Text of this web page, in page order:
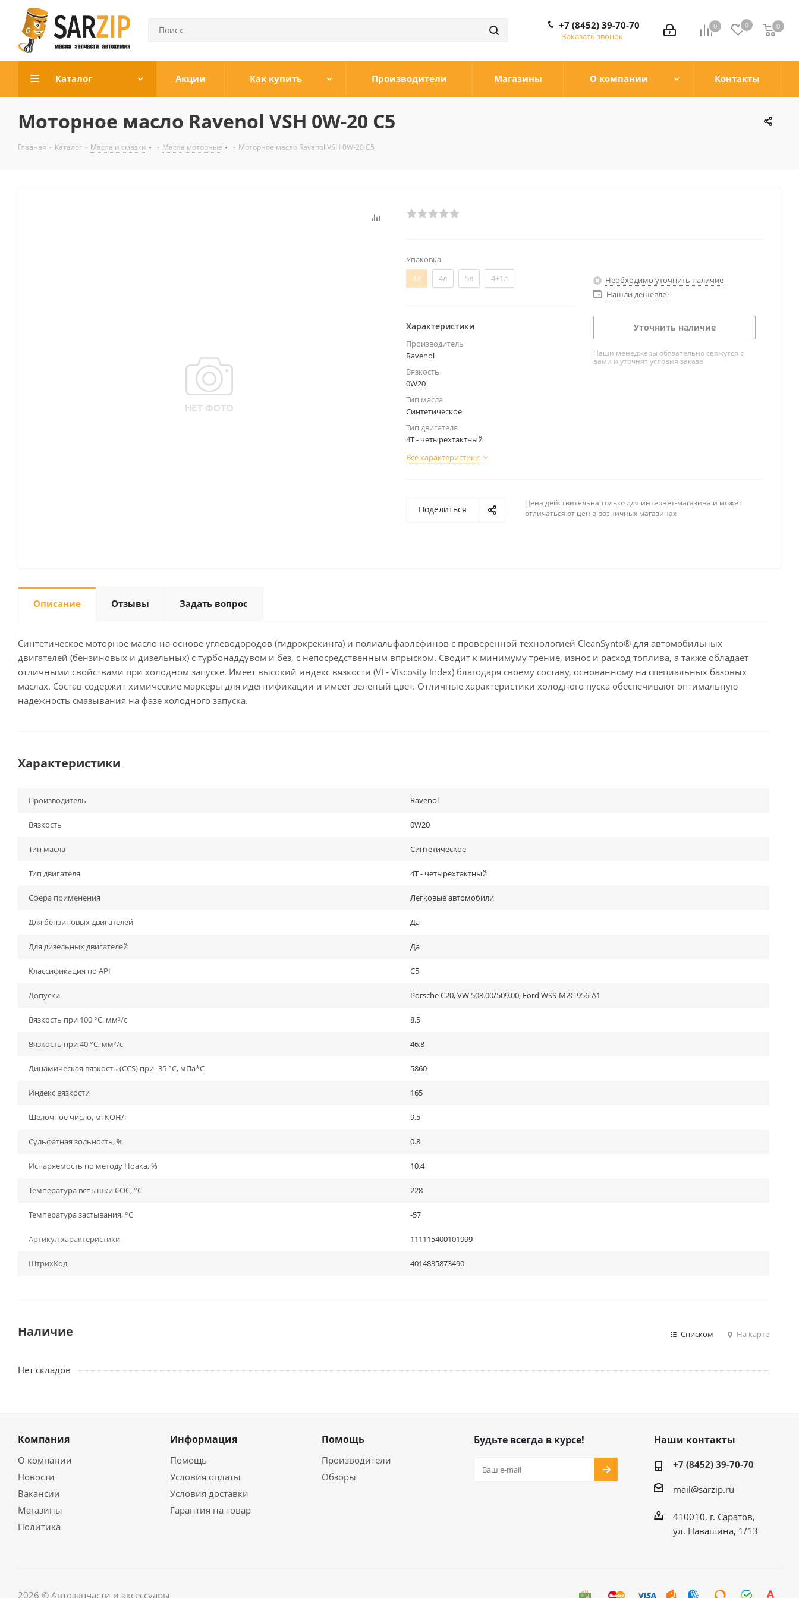
0 0 0
0
+7 (8452) 39-70-70
Заказать звонок
Каталог Акции Как купить Производители Магазины О компании Контакты
Моторное масло Ravenol VSH 0W-20 C5
Главная - Каталог - Масла и смазки - Масла моторные - Моторное масло Ravenol VSH 0W-20 C5
Упаковка
1л
4л 5л 4+1л
Характеристики
Производитель
Ravenol
Вязкость
0W20
Тип масла
Синтетическое
Тип двигателя
4Т - четырехтактный
Все характеристики
Необходимо уточнить наличие
Нашли дешевле?
Уточнить наличие
Наши менеджеры обязательно свяжутся с
вами и уточнят условия заказа
Поделиться
Цена действительна только для интернет-магазина и может
отличаться от цен в розничных магазинах
Описание Отзывы Задать вопрос
Синтетическое моторное масло на основе углеводородов (гидрокрекинга) и полиальфаолефинов с проверенной технологией CleanSynto® для автомобильных
двигателей (бензиновых и дизельных) с турбонаддувом и без, с непосредственным впрыском. Сводит к минимуму трение, износ и расход топлива, а также обладает
отличными свойствами при холодном запуске. Имеет высокий индекс вязкости (VI - Viscosity Index) благодаря своему составу, основанному на специальных базовых
маслах. Состав содержит химические маркеры для идентификации и имеет зеленый цвет. Отличные характеристики холодного пуска обеспечивают оптимальную
надежность смазывания на фазе холодного запуска.
Характеристики
Производитель Ravenol
Вязкость 0W20
Тип масла Синтетическое
Тип двигателя 4Т - четырехтактный
Сфера применения Легковые автомобили
Для бензиновых двигателей Да
Для дизельных двигателей Да
Классификация по API C5
Допуски Porsche C20, VW 508.00/509.00, Ford WSS-M2C 956-A1
Вязкость при 100 °C, мм²/с 8.5
Вязкость при 40 °C, мм²/с 46.8
Динамическая вязкость (CCS) при -35 °C, мПа*С 5860
Индекс вязкости 165
Щелочное число, мгКОН/г 9.5
Сульфатная зольность, % 0.8
Испаряемость по методу Ноака, % 10.4
Температура вспышки СОС, °С 228
Температура застывания, °С -57
Артикул характеристики 111115400101999
ШтрихКод 4014835873490
Наличие Списком На карте
Нет складов
Компания
О компании
Новости
Вакансии
Магазины
Политика
Информация
Помощь
Условия оплаты
Условия доставки
Гарантия на товар
Помощь
Производители
Обзоры
Будьте всегда в курсе! Наши контакты
+7 (8452) 39-70-70
mail@sarzip.ru
410010, г. Саратов,
ул. Навашина, 1/13
2026 © Автозапчасти и аксессуары